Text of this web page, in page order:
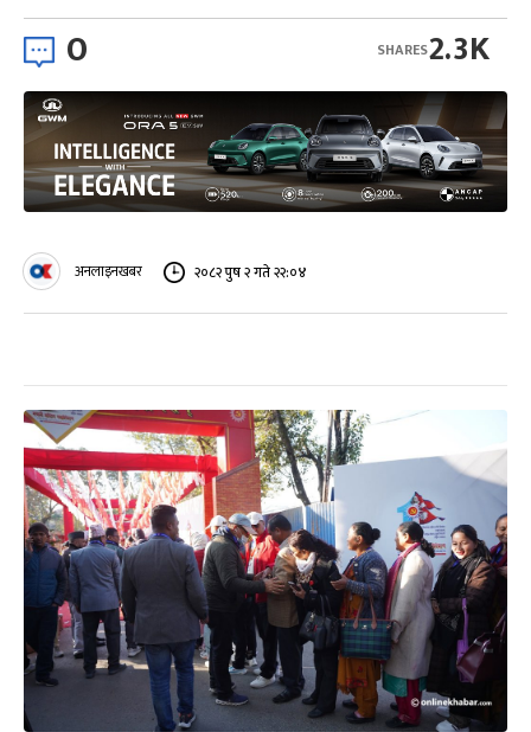
0 2.3K
SHARES
अनलाइनखबर २०८२ पुष २ गते २२:०४